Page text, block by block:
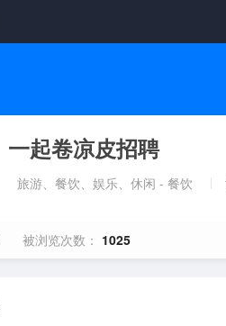
一起卷凉皮招聘
旅游、餐饮、娱乐、休闲 - 餐饮
被浏览次数： 1025